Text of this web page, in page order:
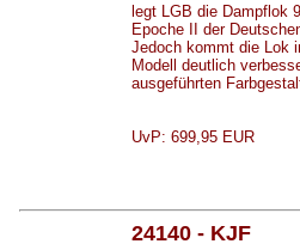
legt LGB die Dampflok
Epoche II der
Jedoch kommt die Lok
Modell deutlich
ausgeführten
UvP: 699,95 EUR
24140 - KJF